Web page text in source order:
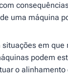
uma máquina
em
podem
o